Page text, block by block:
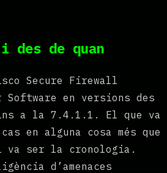
des de quan
Secure Firewall
Software en versions des
a la 7.4.1.1. El que va
en alguna cosa més que
va ser la cronologia.
d’amenaces